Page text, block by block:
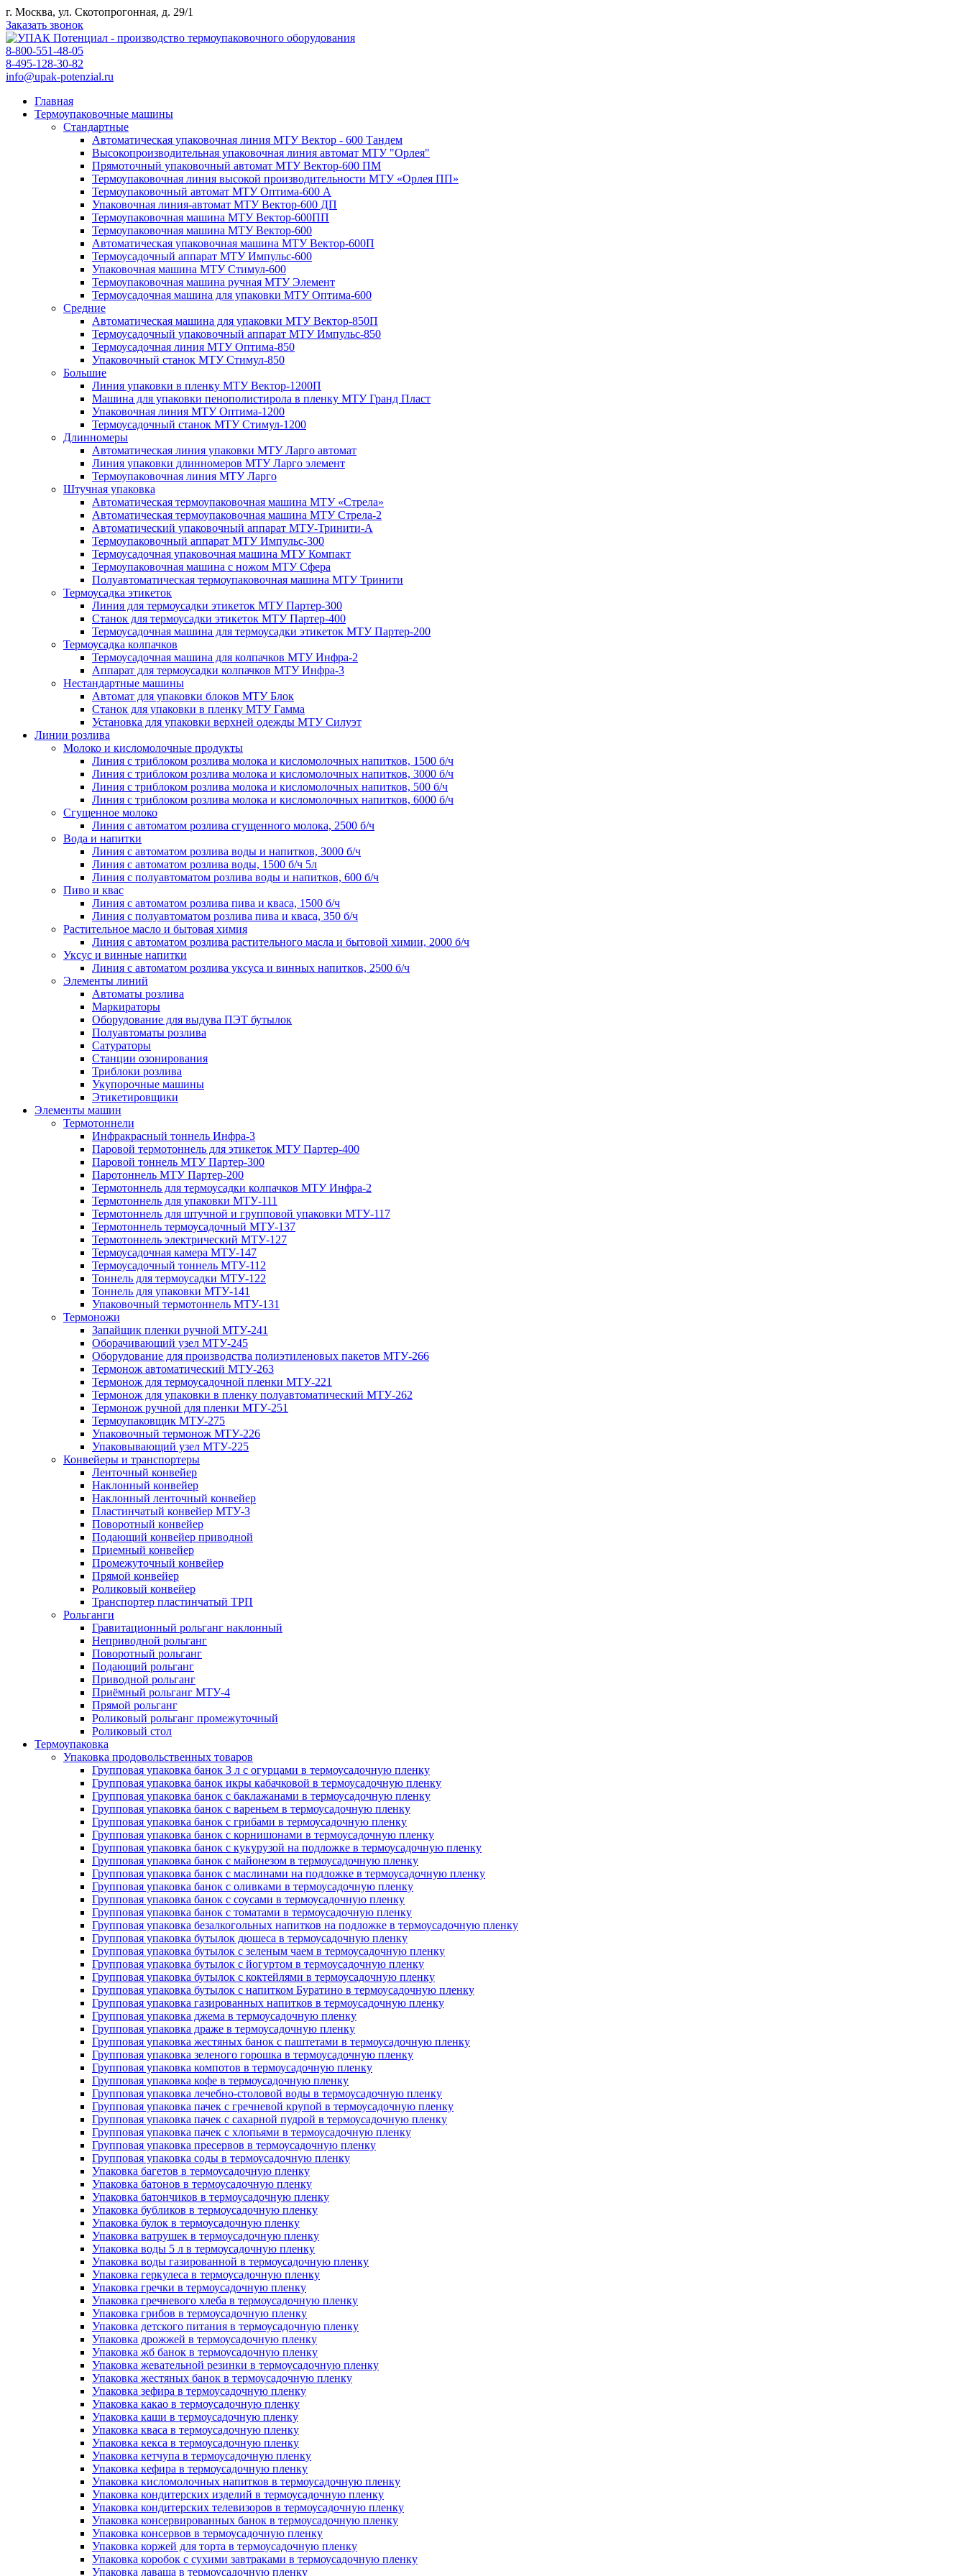
г. Москва, ул. Скотопрогонная, д. 29/1
Заказать звонок
8-800-551-48-05
8-495-128-30-82
info@upak-potenzial.ru
Главная
Термоупаковочные машины
Стандартные
Автоматическая упаковочная линия МТУ Вектор - 600 Тандем
Высокопроизводительная упаковочная линия автомат МТУ "Орлея"
Прямоточный упаковочный автомат МТУ Вектор-600 ПМ
Термоупаковочная линия высокой производительности МТУ «Орлея ПП»
Термоупаковочный автомат МТУ Оптима-600 А
Упаковочная линия-автомат МТУ Вектор-600 ДП
Термоупаковочная машина МТУ Вектор-600ПП
Термоупаковочная машина МТУ Вектор-600
Автоматическая упаковочная машина МТУ Вектор-600П
Термоусадочный аппарат МТУ Импульс-600
Упаковочная машина МТУ Стимул-600
Термоупаковочная машина ручная МТУ Элемент
Термоусадочная машина для упаковки МТУ Оптима-600
Средние
Автоматическая машина для упаковки МТУ Вектор-850П
Термоусадочный упаковочный аппарат МТУ Импульс-850
Термоусадочная линия МТУ Оптима-850
Упаковочный станок МТУ Стимул-850
Большие
Линия упаковки в пленку МТУ Вектор-1200П
Машина для упаковки пенополистирола в пленку МТУ Гранд Пласт
Упаковочная линия МТУ Оптима-1200
Термоусадочный станок МТУ Стимул-1200
Длинномеры
Автоматическая линия упаковки МТУ Ларго автомат
Линия упаковки длинномеров МТУ Ларго элемент
Термоупаковочная линия МТУ Ларго
Штучная упаковка
Автоматическая термоупаковочная машина МТУ «Стрела»
Автоматическая термоупаковочная машина МТУ Стрела-2
Автоматический упаковочный аппарат МТУ-Тринити-А
Термоупаковочный аппарат МТУ Импульс-300
Термоусадочная упаковочная машина МТУ Компакт
Термоупаковочная машина с ножом МТУ Сфера
Полуавтоматическая термоупаковочная машина МТУ Тринити
Термоусадка этикеток
Линия для термоусадки этикеток МТУ Партер-300
Станок для термоусадки этикеток МТУ Партер-400
Термоусадочная машина для термоусадки этикеток МТУ Партер-200
Термоусадка колпачков
Термоусадочная машина для колпачков МТУ Инфра-2
Аппарат для термоусадки колпачков МТУ Инфра-3
Нестандартные машины
Автомат для упаковки блоков МТУ Блок
Станок для упаковки в пленку МТУ Гамма
Установка для упаковки верхней одежды МТУ Силуэт
Линии розлива
Молоко и кисломолочные продукты
Линия с триблоком розлива молока и кисломолочных напитков, 1500 б/ч
Линия с триблоком розлива молока и кисломолочных напитков, 3000 б/ч
Линия с триблоком розлива молока и кисломолочных напитков, 500 б/ч
Линия с триблоком розлива молока и кисломолочных напитков, 6000 б/ч
Сгущенное молоко
Линия с автоматом розлива сгущенного молока, 2500 б/ч
Вода и напитки
Линия с автоматом розлива воды и напитков, 3000 б/ч
Линия с автоматом розлива воды, 1500 б/ч 5л
Линия с полуавтоматом розлива воды и напитков, 600 б/ч
Пиво и квас
Линия с автоматом розлива пива и кваса, 1500 б/ч
Линия с полуавтоматом розлива пива и кваса, 350 б/ч
Растительное масло и бытовая химия
Линия с автоматом розлива растительного масла и бытовой химии, 2000 б/ч
Уксус и винные напитки
Линия с автоматом розлива уксуса и винных напитков, 2500 б/ч
Элементы линий
Автоматы розлива
Маркираторы
Оборудование для выдува ПЭТ бутылок
Полуавтоматы розлива
Сатураторы
Станции озонирования
Триблоки розлива
Укупорочные машины
Этикетировщики
Элементы машин
Термотоннели
Инфракрасный тоннель Инфра-3
Паровой термотоннель для этикеток МТУ Партер-400
Паровой тоннель МТУ Партер-300
Паротоннель МТУ Партер-200
Термотоннель для термоусадки колпачков МТУ Инфра-2
Термотоннель для упаковки МТУ-111
Термотоннель для штучной и групповой упаковки МТУ-117
Термотоннель термоусадочный МТУ-137
Термотоннель электрический МТУ-127
Термоусадочная камера МТУ-147
Термоусадочный тоннель МТУ-112
Тоннель для термоусадки МТУ-122
Тоннель для упаковки МТУ-141
Упаковочный термотоннель МТУ-131
Термоножи
Запайщик пленки ручной МТУ-241
Оборачивающий узел МТУ-245
Оборудование для производства полиэтиленовых пакетов МТУ-266
Термонож автоматический МТУ-263
Термонож для термоусадочной пленки МТУ-221
Термонож для упаковки в пленку полуавтоматический МТУ-262
Термонож ручной для пленки МТУ-251
Термоупаковщик МТУ-275
Упаковочный термонож МТУ-226
Упаковывающий узел МТУ-225
Конвейеры и транспортеры
Ленточный конвейер
Наклонный конвейер
Наклонный ленточный конвейер
Пластинчатый конвейер МТУ-3
Поворотный конвейер
Подающий конвейер приводной
Приемный конвейер
Промежуточный конвейер
Прямой конвейер
Роликовый конвейер
Транспортер пластинчатый ТРП
Рольганги
Гравитационный рольганг наклонный
Неприводной рольганг
Поворотный рольганг
Подающий рольганг
Приводной рольганг
Приёмный рольганг МТУ-4
Прямой рольганг
Роликовый рольганг промежуточный
Роликовый стол
Термоупаковка
Упаковка продовольственных товаров
Групповая упаковка банок 3 л с огурцами в термоусадочную пленку
Групповая упаковка банок икры кабачковой в термоусадочную пленку
Групповая упаковка банок с баклажанами в термоусадочную пленку
Групповая упаковка банок с вареньем в термоусадочную пленку
Групповая упаковка банок с грибами в термоусадочную пленку
Групповая упаковка банок с корнишонами в термоусадочную пленку
Групповая упаковка банок с кукурузой на подложке в термоусадочную пленку
Групповая упаковка банок с майонезом в термоусадочную пленку
Групповая упаковка банок с маслинами на подложке в термоусадочную пленку
Групповая упаковка банок с оливками в термоусадочную пленку
Групповая упаковка банок с соусами в термоусадочную пленку
Групповая упаковка банок с томатами в термоусадочную пленку
Групповая упаковка безалкогольных напитков на подложке в термоусадочную пленку
Групповая упаковка бутылок дюшеса в термоусадочную пленку
Групповая упаковка бутылок с зеленым чаем в термоусадочную пленку
Групповая упаковка бутылок с йогуртом в термоусадочную пленку
Групповая упаковка бутылок с коктейлями в термоусадочную пленку
Групповая упаковка бутылок с напитком Буратино в термоусадочную пленку
Групповая упаковка газированных напитков в термоусадочную пленку
Групповая упаковка джема в термоусадочную пленку
Групповая упаковка драже в термоусадочную пленку
Групповая упаковка жестяных банок с паштетами в термоусадочную пленку
Групповая упаковка зеленого горошка в термоусадочную пленку
Групповая упаковка компотов в термоусадочную пленку
Групповая упаковка кофе в термоусадочную пленку
Групповая упаковка лечебно-столовой воды в термоусадочную пленку
Групповая упаковка пачек с гречневой крупой в термоусадочную пленку
Групповая упаковка пачек с сахарной пудрой в термоусадочную пленку
Групповая упаковка пачек с хлопьями в термоусадочную пленку
Групповая упаковка пресервов в термоусадочную пленку
Групповая упаковка соды в термоусадочную пленку
Упаковка багетов в термоусадочную пленку
Упаковка батонов в термоусадочную пленку
Упаковка батончиков в термоусадочную пленку
Упаковка бубликов в термоусадочную пленку
Упаковка булок в термоусадочную пленку
Упаковка ватрушек в термоусадочную пленку
Упаковка воды 5 л в термоусадочную пленку
Упаковка воды газированной в термоусадочную пленку
Упаковка геркулеса в термоусадочную пленку
Упаковка гречки в термоусадочную пленку
Упаковка гречневого хлеба в термоусадочную пленку
Упаковка грибов в термоусадочную пленку
Упаковка детского питания в термоусадочную пленку
Упаковка дрожжей в термоусадочную пленку
Упаковка жб банок в термоусадочную пленку
Упаковка жевательной резинки в термоусадочную пленку
Упаковка жестяных банок в термоусадочную пленку
Упаковка зефира в термоусадочную пленку
Упаковка какао в термоусадочную пленку
Упаковка каши в термоусадочную пленку
Упаковка кваса в термоусадочную пленку
Упаковка кекса в термоусадочную пленку
Упаковка кетчупа в термоусадочную пленку
Упаковка кефира в термоусадочную пленку
Упаковка кисломолочных напитков в термоусадочную пленку
Упаковка кондитерских изделий в термоусадочную пленку
Упаковка кондитерских телевизоров в термоусадочную пленку
Упаковка консервированных банок в термоусадочную пленку
Упаковка консервов в термоусадочную пленку
Упаковка коржей для торта в термоусадочную пленку
Упаковка коробок с сухими завтраками в термоусадочную пленку
Упаковка лаваша в термоусадочную пленку